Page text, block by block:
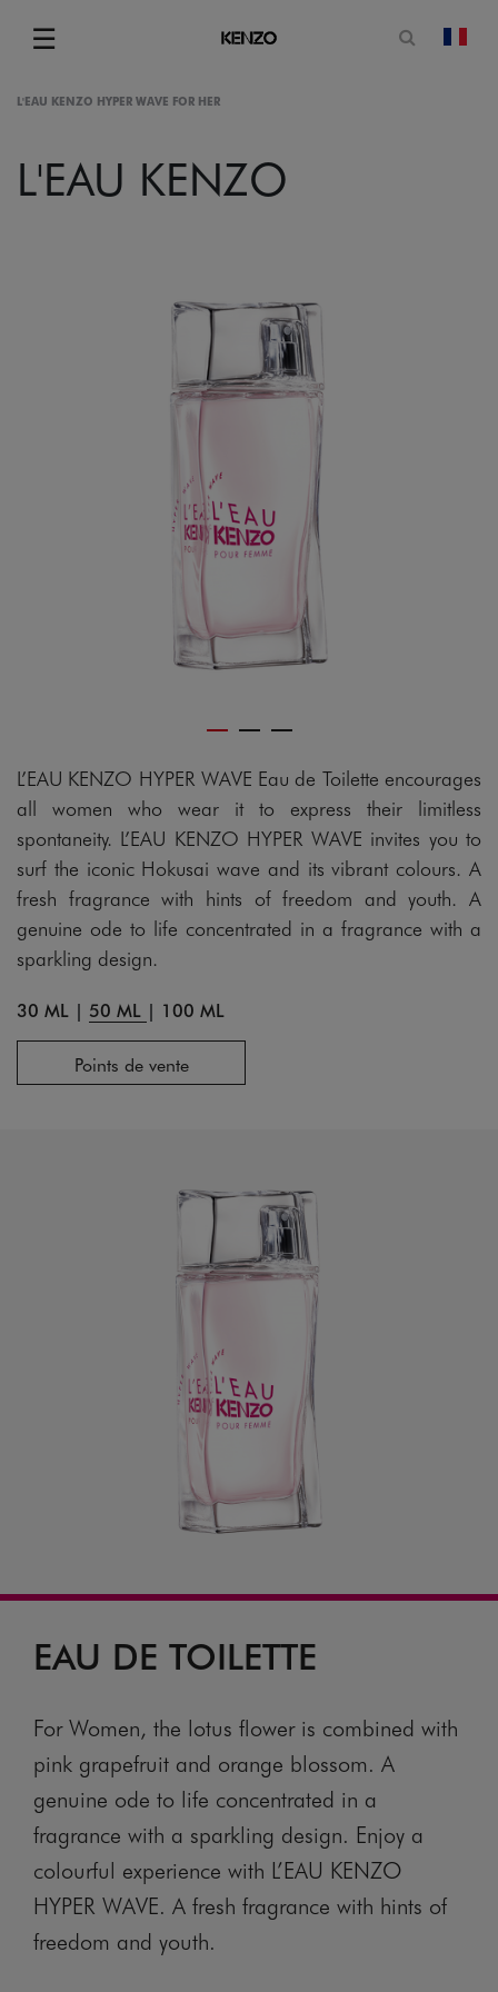
☰
Menu
Ouvrir
L'EAU KENZO HYPER WAVE FOR HER
L'EAU KENZO
L’EAU KENZO HYPER WAVE Eau de Toilette encourages
all women who wear it to express their limitless
spontaneity. L’EAU KENZO HYPER WAVE invites you to
surf the iconic Hokusai wave and its vibrant colours. A
fresh fragrance with hints of freedom and youth. A
genuine ode to life concentrated in a fragrance with a
sparkling design.
30 ML | 50 ML | 100 ML
Points de vente
EAU DE TOILETTE
For Women, the lotus flower is combined with
pink grapefruit and orange blossom. A
genuine ode to life concentrated in a
fragrance with a sparkling design. Enjoy a
colourful experience with L’EAU KENZO
HYPER WAVE. A fresh fragrance with hints of
freedom and youth.